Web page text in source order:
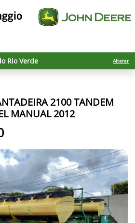
Rio Verde Alterar
2100 TANDEM
MANUAL 2012